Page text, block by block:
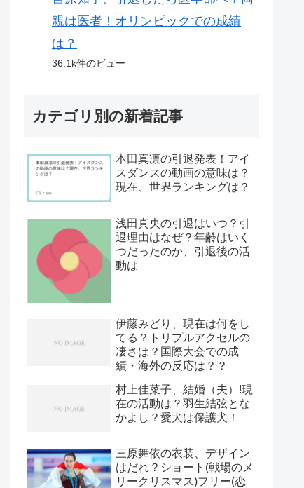
親は医者！オリンピックでの成績
は？
36.1k件のビュー
カテゴリ別の新着記事
本田真凛の引退発表！アイ
スダンスの動画の意味は？
現在、世界ランキングは？
浅田真央の引退はいつ？引
退理由はなぜ？年齢はいく
つだったのか、引退後の活
動は
伊藤みどり、現在は何をし
てる？トリプルアクセルの
凄さは？国際大会での成
績・海外の反応は？？
村上佳菜子、結婚（夫）!現
在の活動は？羽生結弦とな
かよし？愛犬は保護犬！
三原舞依の衣装、デザイン
はだれ？ショート(戦場のメ
リークリスマス)フリー(恋